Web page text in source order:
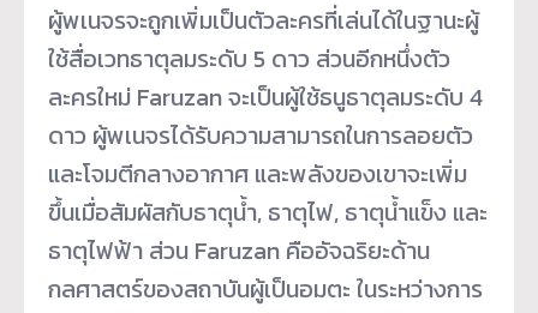
ผู้พเนจรจะถูกเพิ่มเป็นตัวละครที่เล่นได้ในฐานะผู้
ใช้สื่อเวทธาตุลมระดับ 5 ดาว ส่วนอีกหนึ่งตัว
ละครใหม่ Faruzan จะเป็นผู้ใช้ธนูธาตุลมระดับ 4
ดาว ผู้พเนจรได้รับความสามารถในการลอยตัว
และโจมตีกลางอากาศ และพลังของเขาจะเพิ่ม
ขึ้นเมื่อสัมผัสกับธาตุน้ำ, ธาตุไฟ, ธาตุน้ำแข็ง และ
ธาตุไฟฟ้า ส่วน Faruzan คืออัจฉริยะด้าน
กลศาสตร์ของสถาบันผู้เป็นอมตะ ในระหว่างการ